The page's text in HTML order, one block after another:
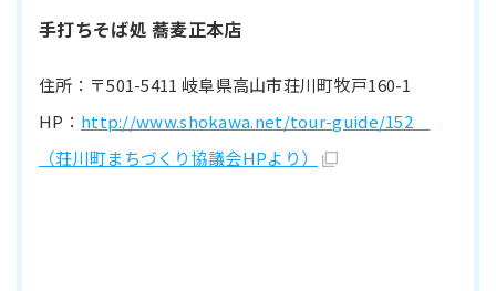
手打ちそば処 蕎麦正本店
住所：〒501-5411 岐阜県高山市荘川町牧戸160-1
HP： http://www.shokawa.net/tour-guide/152
（荘川町まちづくり協議会HPより）